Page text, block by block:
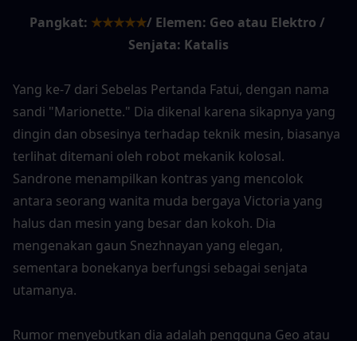
Pangkat: ★★★★★/ Elemen: Geo atau Elektro /
Senjata: Katalis
Yang ke-7 dari Sebelas Pertanda Fatui, dengan nama
sandi "Marionette." Dia dikenal karena sikapnya yang
dingin dan obsesinya terhadap teknik mesin, biasanya
terlihat ditemani oleh robot mekanik kolosal.
Sandrone menampilkan kontras yang mencolok
antara seorang wanita muda bergaya Victoria yang
halus dan mesin yang besar dan kokoh. Dia
mengenakan gaun Snezhnayan yang elegan,
sementara bonekanya berfungsi sebagai senjata
utamanya.
Rumor menyebutkan dia adalah pengguna Geo atau